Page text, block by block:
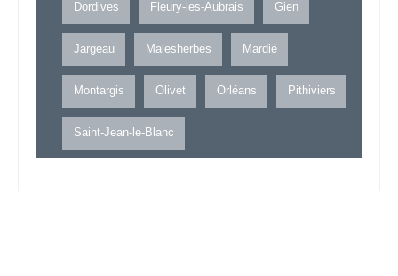
Dordives Fleury-les-Aubrais Gien
Jargeau Malesherbes Mardié
Montargis Olivet Orléans Pithiviers
Saint-Jean-le-Blanc